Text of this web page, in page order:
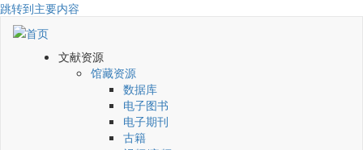
跳转到主要内容
文献资源
馆藏资源
数据库
电子图书
电子期刊
古籍